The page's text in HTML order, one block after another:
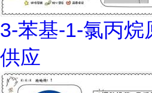
3-苯基-1-氯丙烷
供应